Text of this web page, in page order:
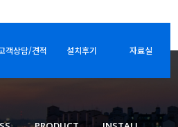
객상담/견적 설치후기 자료실